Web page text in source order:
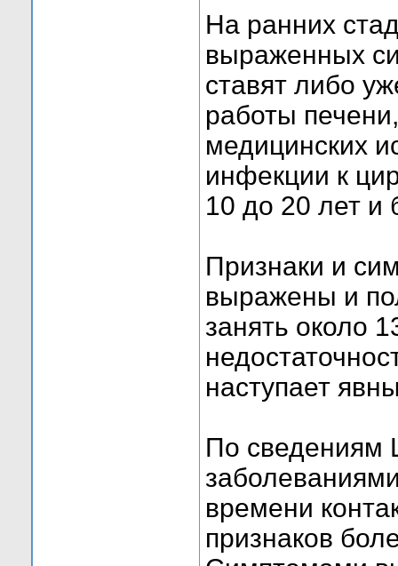
На ранних
выраженных
ставят либо
работы
медицинских
инфекции к
10 до 20 лет и
Признаки и
выражены и
занять около
наступает
По сведениям
времени
признаков